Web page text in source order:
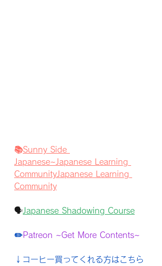
📚Sunny Side
Japanese~Japanese Learning
CommunityJapanese Learning
Community
🗣️ Japanese Shadowing Course
✏️Patreon ~Get More Contents~
↓コーヒー買ってくれる方はこちら